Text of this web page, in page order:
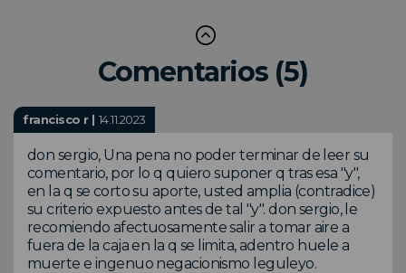
Comentarios (5)
francisco r | 14.11.2023
don sergio, Una pena no poder terminar de leer su
comentario, por lo q quiero suponer q tras esa "y",
en la q se corto su aporte, usted amplia (contradice)
su criterio expuesto antes de tal "y". don sergio, le
recomiendo afectuosamente salir a tomar aire a
fuera de la caja en la q se limita, adentro huele a
muerte e ingenuo negacionismo leguleyo.